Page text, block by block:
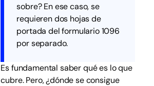
sobre? En ese caso, se
requieren dos hojas de
portada del formulario 1096
por separado.
Es fundamental saber qué es lo que
cubre. Pero, ¿dónde se consigue